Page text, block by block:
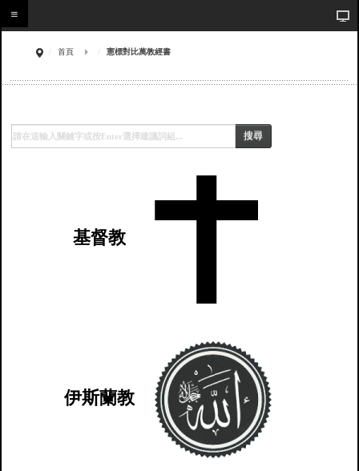
首頁 憲標對比萬教經書
搜尋
基督教
伊斯蘭教